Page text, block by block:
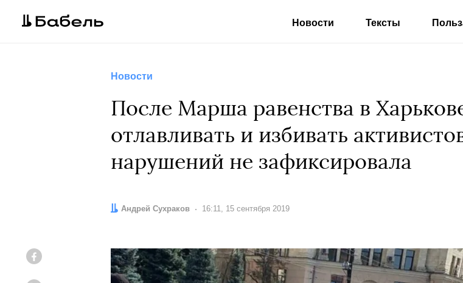
Новости Тексты
Новости
После Марша равенства в
отлавливать и избивать
нарушений не зафиксировала
Автор:
Андрей Сухраков Дата:
16:11, 15 сентября 2019